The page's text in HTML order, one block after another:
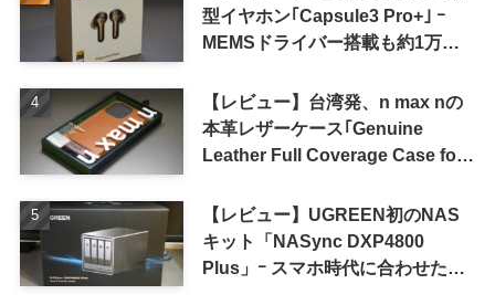
型イヤホン｢Capsule3 Pro+｣ ｰ
MEMSドライバー搭載も約1万円
【レビュー】台湾発、n max nの
本革レザーケース｢Genuine
Leather Full Coverage Case for
【レビュー】UGREEN初のNAS
キット「NASync DXP4800
Plus」ｰ スマホ時代に合わせた設